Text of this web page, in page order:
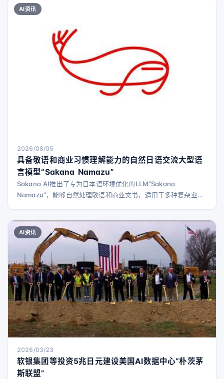
AI资讯
2026/08/05
具备敬语和商业习惯理解能力的自然日语交流大型语
言模型“Sakana Namazu”
Sakana AI推出了专为日本语环境优化的LLM“Sakana
Namazu”，能够自然处理敬语和商业文书，适用于多种复杂业务
AI资讯
2026/03/23
软银集团等投资5兆日元建设美国AI数据中心“朴茨茅
斯联盟”